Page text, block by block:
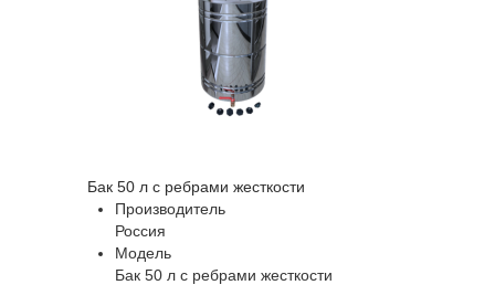
Бак 50 л с ребрами жесткости
Производитель
Россия
Модель
Бак 50 л с ребрами жесткости